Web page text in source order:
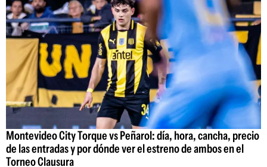
Montevideo City Torque vs Peñarol: día, hora, cancha, precio
de las entradas y por dónde ver el estreno de ambos en el
Torneo Clausura